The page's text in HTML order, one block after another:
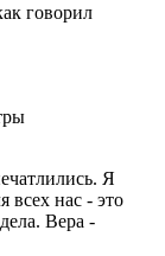
говорил
Я
всех нас - это
Вера -